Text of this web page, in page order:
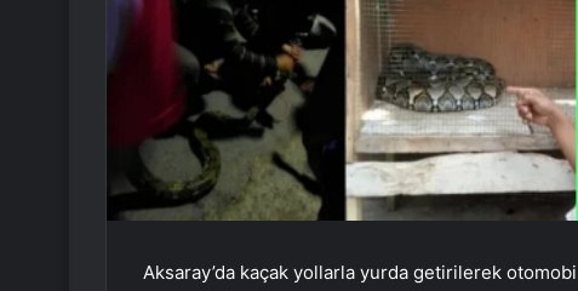
Aksaray’da kaçak yollarla yurda getirilerek